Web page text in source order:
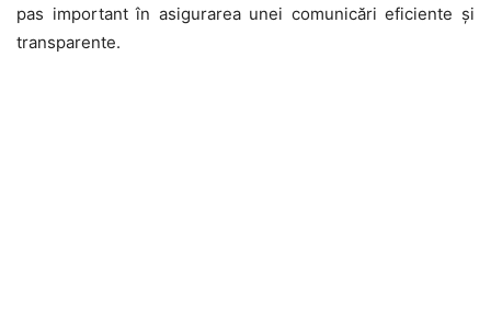
pas important în asigurarea unei comunicări eficiente și
transparente.